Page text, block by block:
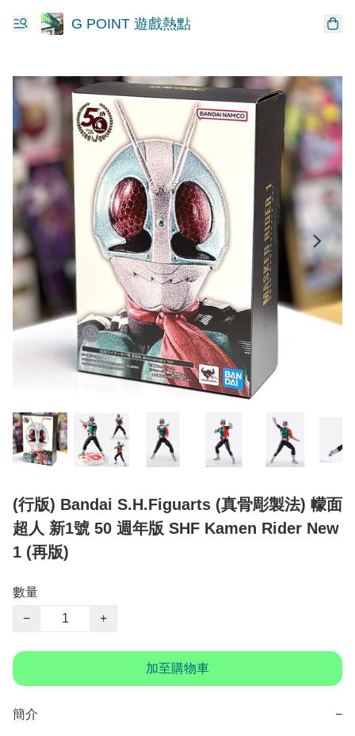
G POINT 遊戲熱點
(行版) Bandai S.H.Figuarts (真骨彫製法) 幪面
超人 新1號 50 週年版 SHF Kamen Rider New
1 (再版)
數量
−
+
加至購物車
簡介 −